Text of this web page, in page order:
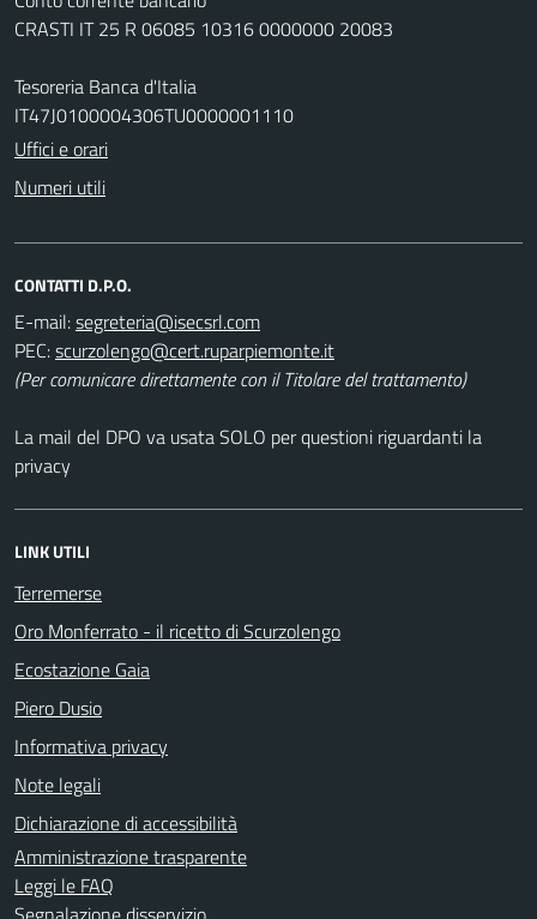
CRASTI IT 25 R 06085 10316 0000000 20083
Tesoreria Banca d'Italia
IT47J0100004306TU0000001110
Uffici e orari
Numeri utili
CONTATTI D.P.O.
E-mail:
PEC:
(Per comunicare direttamente con il Titolare del trattamento)
La mail del DPO va usata SOLO per questioni riguardanti la
privacy
LINK UTILI
Terremerse
Oro Monferrato - il ricetto di Scurzolengo
Ecostazione Gaia
Piero Dusio
Informativa privacy
Note legali
Dichiarazione di accessibilità
Amministrazione trasparente
Leggi le FAQ